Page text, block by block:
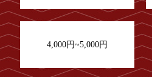
4,000円~5,000円